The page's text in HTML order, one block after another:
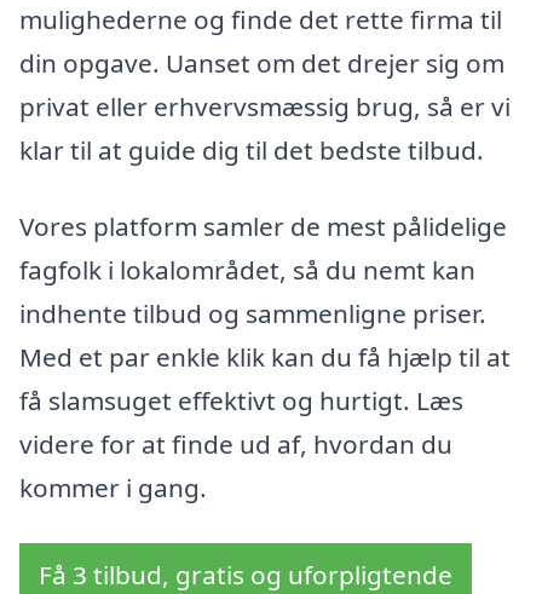
mulighederne og finde det rette firma til
din opgave. Uanset om det drejer sig om
privat eller erhvervsmæssig brug, så er vi
klar til at guide dig til det bedste tilbud.
Vores platform samler de mest pålidelige
fagfolk i lokalområdet, så du nemt kan
indhente tilbud og sammenligne priser.
Med et par enkle klik kan du få hjælp til at
få slamsuget effektivt og hurtigt. Læs
videre for at finde ud af, hvordan du
kommer i gang.
Få 3 tilbud, gratis og uforpligtende